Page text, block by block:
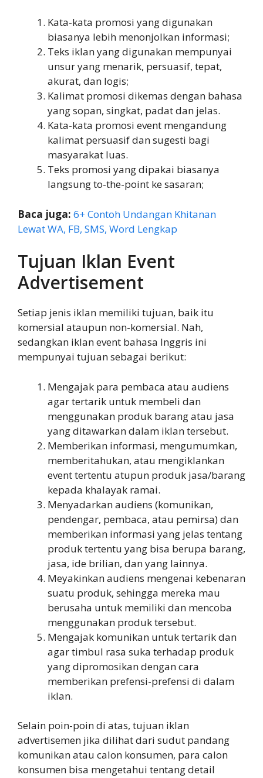
Kata-kata promosi yang digunakan
biasanya lebih menonjolkan informasi;
Teks iklan yang digunakan mempunyai
unsur yang menarik, persuasif, tepat,
akurat, dan logis;
Kalimat promosi dikemas dengan bahasa
yang sopan, singkat, padat dan jelas.
Kata-kata promosi event mengandung
kalimat persuasif dan sugesti bagi
masyarakat luas.
Teks promosi yang dipakai biasanya
langsung to-the-point ke sasaran;
Baca juga: 6+ Contoh Undangan Khitanan
Lewat WA, FB, SMS, Word Lengkap
Tujuan Iklan Event
Advertisement
Setiap jenis iklan memiliki tujuan, baik itu
komersial ataupun non-komersial. Nah,
sedangkan iklan event bahasa Inggris ini
mempunyai tujuan sebagai berikut:
Mengajak para pembaca atau audiens
agar tertarik untuk membeli dan
menggunakan produk barang atau jasa
yang ditawarkan dalam iklan tersebut.
Memberikan informasi, mengumumkan,
memberitahukan, atau mengiklankan
event tertentu atupun produk jasa/barang
kepada khalayak ramai.
Menyadarkan audiens (komunikan,
pendengar, pembaca, atau pemirsa) dan
memberikan informasi yang jelas tentang
produk tertentu yang bisa berupa barang,
jasa, ide brilian, dan yang lainnya.
Meyakinkan audiens mengenai kebenaran
suatu produk, sehingga mereka mau
berusaha untuk memiliki dan mencoba
menggunakan produk tersebut.
Mengajak komunikan untuk tertarik dan
agar timbul rasa suka terhadap produk
yang dipromosikan dengan cara
memberikan prefensi-prefensi di dalam
iklan.
Selain poin-poin di atas, tujuan iklan
advertisemen jika dilihat dari sudut pandang
komunikan atau calon konsumen, para calon
konsumen bisa mengetahui tentang detail